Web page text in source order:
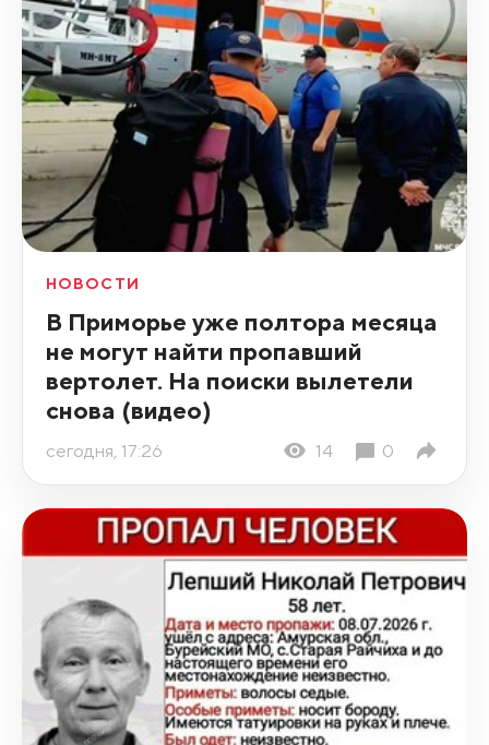
НОВОСТИ
В Приморье уже полтора месяца
не могут найти пропавший
вертолет. На поиски вылетели
снова (видео)
сегодня, 17:26 14 0